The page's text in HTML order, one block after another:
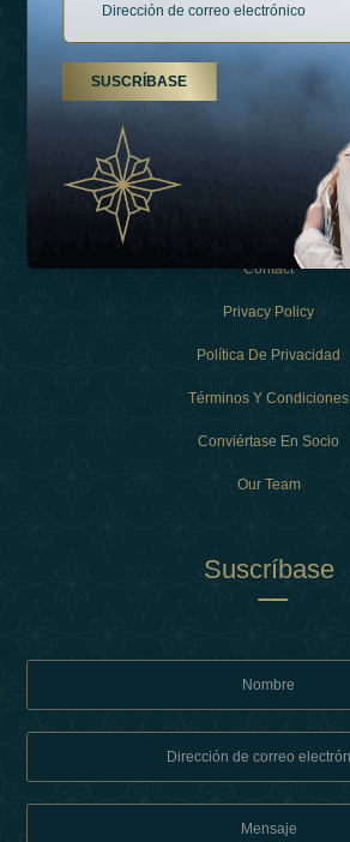
Tipos De Vacaciones
Contact
Privacy Policy
Política De Privacidad
Términos Y Condiciones
Conviértase En Socio
Our Team
Suscríbase
SUSCRÍBASE